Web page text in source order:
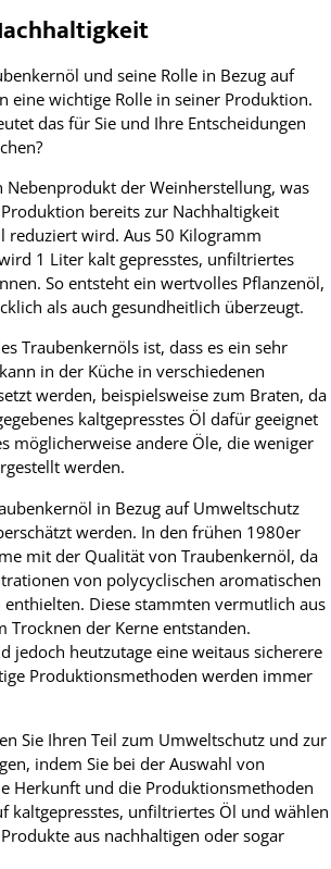
und seine Rolle in Bezug auf
eine wichtige Rolle in seiner Produktion.
das für Sie und Ihre Entscheidungen
Nebenprodukt der Weinherstellung, was
bereits zur Nachhaltigkeit
reduziert wird. Aus 50 Kilogramm
1 Liter kalt gepresstes, unfiltriertes
So entsteht ein wertvolles Pflanzenöl,
als auch gesundheitlich überzeugt.
Traubenkernöls ist, dass es ein sehr
in der Küche in verschiedenen
werden, beispielsweise zum Braten, da
kaltgepresstes Öl dafür geeignet
möglicherweise andere Öle, die weniger
werden.
in Bezug auf Umweltschutz
werden. In den frühen 1980er
mit der Qualität von Traubenkernöl, da
von polycyclischen aromatischen
enthielten. Diese stammten vermutlich aus
Trocknen der Kerne entstanden.
jedoch heutzutage eine weitaus sicherere
Produktionsmethoden werden immer
Sie Ihren Teil zum Umweltschutz und zur
indem Sie bei der Auswahl von
Herkunft und die Produktionsmethoden
kaltgepresstes, unfiltriertes Öl und wählen
aus nachhaltigen oder sogar